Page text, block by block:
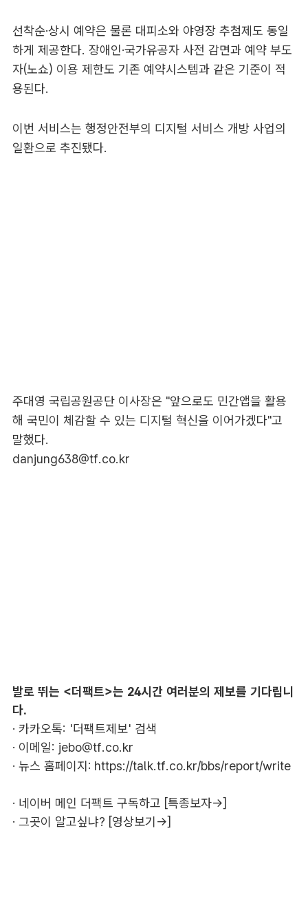
선착순·상시 예약은 물론 대피소와 야영장 추첨제도 동일
하게 제공한다. 장애인·국가유공자 사전 감면과 예약 부도
자(노쇼) 이용 제한도 기존 예약시스템과 같은 기준이 적
용된다.
이번 서비스는 행정안전부의 디지털 서비스 개방 사업의
일환으로 추진됐다.
주대영 국립공원공단 이사장은 "앞으로도 민간앱을 활용
해 국민이 체감할 수 있는 디지털 혁신을 이어가겠다"고
말했다.
danjung638@tf.co.kr
발로 뛰는 <더팩트>는 24시간 여러분의 제보를 기다립니
다.
· 카카오톡: '더팩트제보' 검색
· 이메일: jebo@tf.co.kr
· 뉴스 홈페이지: https://talk.tf.co.kr/bbs/report/write
· 네이버 메인 더팩트 구독하고 [특종보자→]
· 그곳이 알고싶냐? [영상보기→]